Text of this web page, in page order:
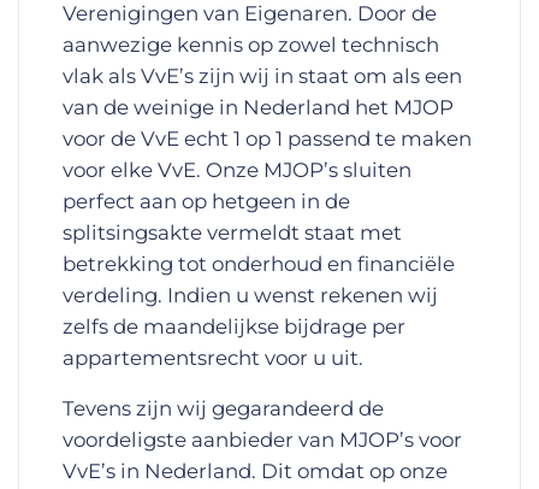
Verenigingen van Eigenaren. Door de
aanwezige kennis op zowel technisch
vlak als VvE’s zijn wij in staat om als een
van de weinige in Nederland het MJOP
voor de VvE echt 1 op 1 passend te maken
voor elke VvE. Onze MJOP’s sluiten
perfect aan op hetgeen in de
splitsingsakte vermeldt staat met
betrekking tot onderhoud en financiële
verdeling. Indien u wenst rekenen wij
zelfs de maandelijkse bijdrage per
appartementsrecht voor u uit.
Tevens zijn wij gegarandeerd de
voordeligste aanbieder van MJOP’s voor
VvE’s in Nederland. Dit omdat op onze